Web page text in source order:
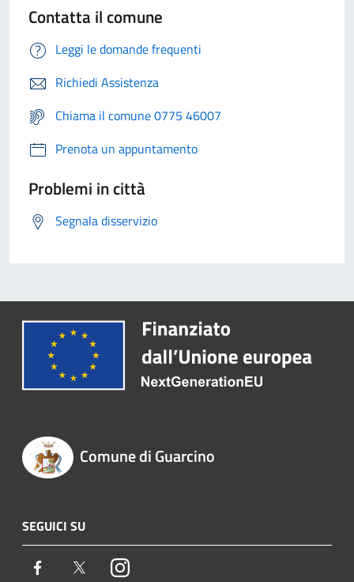
Contatta il comune
Leggi le domande frequenti
Richiedi Assistenza
Chiama il comune 0775 46007
Prenota un appuntamento
Problemi in città
Segnala disservizio
Comune di Guarcino
SEGUICI SU
Facebook TwitterInstagram